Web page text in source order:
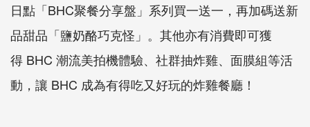
日點「BHC聚餐分享盤」系列買一送一， 再加碼送新
品甜品「鹽奶酪巧克怪」。其他亦有消費即可獲
得 BHC 潮流美拍機體驗、社群抽炸雞、面膜組等活
動，讓 BHC 成為有得吃又好玩的炸雞餐廳！